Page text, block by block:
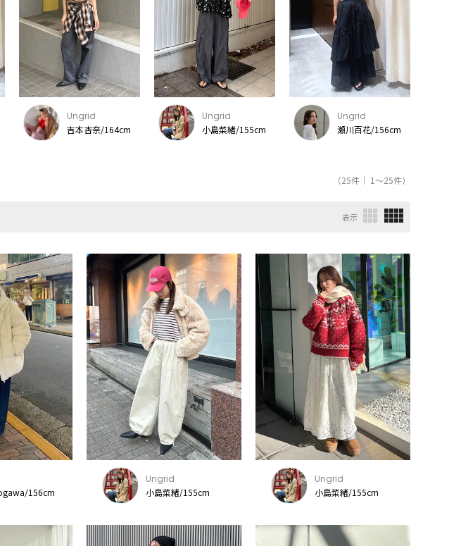
Ungrid
吉本杏奈/164cm
Ungrid
小島菜緒/155cm
Ungrid
瀬川百花/156cm
（25件｜ 1～25件）
表示
156cm
Ungrid
小島菜緒/155cm
Ungrid
小島菜緒/155cm